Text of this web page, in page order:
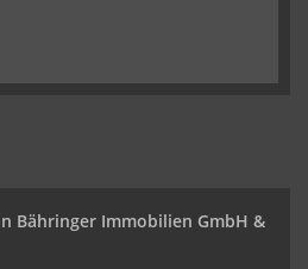
Bähringer Immobilien GmbH &